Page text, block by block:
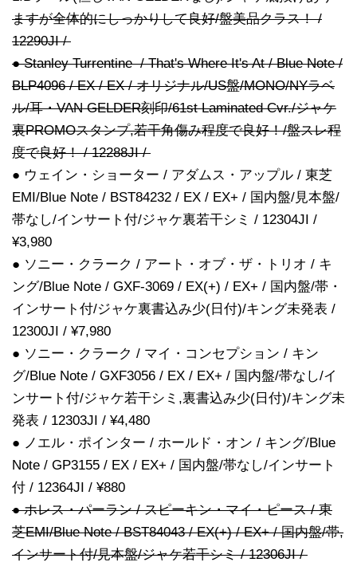
ますが全体的にしっかりして良好/盤美品クラス！ /
12290JI /
● Stanley Turrentine / That's Where It's At / Blue Note /
BLP4096 / EX / EX / オリジナル/US盤/MONO/NYラベ
ル/耳・VAN GELDER刻印/61st Laminated Cvr./ジャケ
裏PROMOスタンプ,若干角傷み程度で良好！/盤スレ程
度で良好！ / 12288JI /
● ウェイン・ショーター / アダムス・アップル / 東芝
EMI/Blue Note / BST84232 / EX / EX+ / 国内盤/見本盤/
帯なし/インサート付/ジャケ裏若干シミ / 12304JI /
¥3,980
● ソニー・クラーク / アート・オブ・ザ・トリオ / キ
ング/Blue Note / GXF-3069 / EX(+) / EX+ / 国内盤/帯・
インサート付/ジャケ裏書込み少(日付)/キング未発表 /
12300JI / ¥7,980
● ソニー・クラーク / マイ・コンセプション / キン
グ/Blue Note / GXF3056 / EX / EX+ / 国内盤/帯なし/イ
ンサート付/ジャケ若干シミ,裏書込み少(日付)/キング未
発表 / 12303JI / ¥4,480
● ノエル・ポインター / ホールド・オン / キング/Blue
Note / GP3155 / EX / EX+ / 国内盤/帯なし/インサート
付 / 12364JI / ¥880
● ホレス・パーラン / スピーキン・マイ・ピース / 東
芝EMI/Blue Note / BST84043 / EX(+) / EX+ / 国内盤/帯,
インサート付/見本盤/ジャケ若干シミ / 12306JI /